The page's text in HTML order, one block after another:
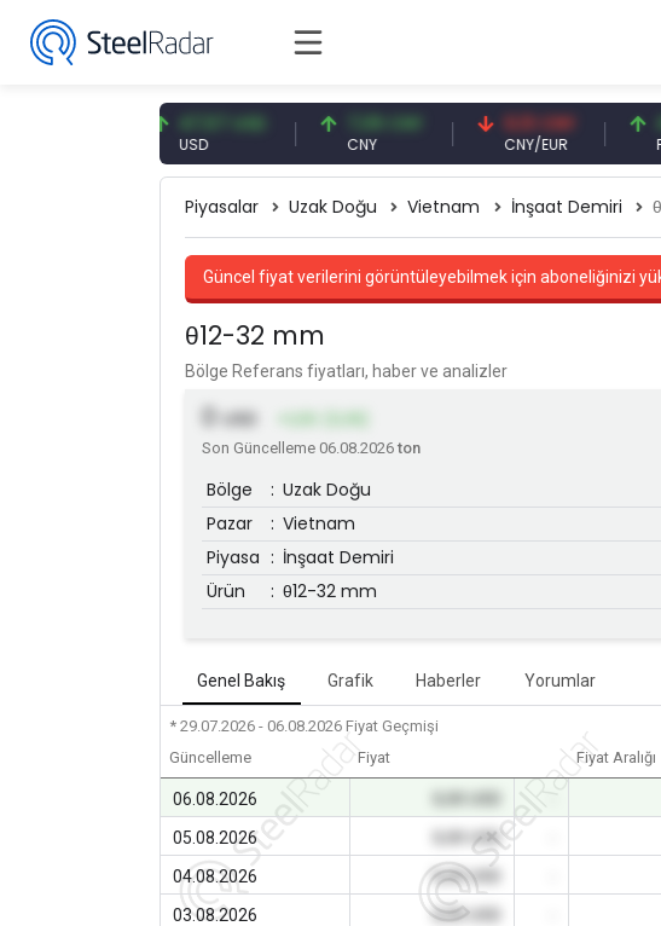
47,57 USD 7,09 CNY
CNY
0,13 CNY
CNY/EUR
41,54
Faiz
Piyasalar Uzak Doğu Vietnam İnşaat Demiri
Güncel fiyat verilerini görüntüleyebilmek için aboneliğinizi
θ12-32 mm
Bölge Referans fiyatları, haber ve analizler
0 USD
Son Güncelleme 06.08.2026ton
Bölge : Uzak Doğu
Pazar
: Vietnam
Piyasa : İnşaat Demiri
Ürün
: θ12-32 mm
Genel Bakış Grafik Haberler Yorumlar
* 29.07.2026 - 06.08.2026 Fiyat Geçmişi
Güncelleme
Fiyat Fiyat Aralığı
06.08.2026
05.08.2026
0,00 USD
04.08.2026
0,00 USD
03.08.2026
0,00 USD